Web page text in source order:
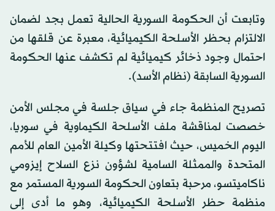
وتابعت أن الحكومة السورية الحالية تعمل بجد لضمان
الالتزام بحظر الأسلحة الكيميائية، معبرة عن قلقها من
احتمال وجود ذخائر كيميائية لم تكشف عنها الحكومة
السورية السابقة (نظام الأسد).
تصريح المنظمة جاء في سياق جلسة في مجلس الأمن
خصصت لمناقشة ملف الأسلحة الكيماوية في سوريا،
اليوم الخميس، حيث افتتحتها وكيلة الأمين العام للأمم
المتحدة والممثلة السامية لشؤون نزع السلاح إيزومي
ناكاميتسو، مرحبة بتعاون الحكومة السورية المستمر مع
منظمة حظر الأسلحة الكيميائية، وهو ما أدى إلى